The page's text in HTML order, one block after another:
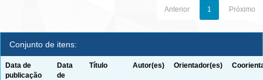
Anterior 1 Próximo
Conjunto de itens:
Data de
publicação
Data
de
Título Autor(es) Orientador(es)